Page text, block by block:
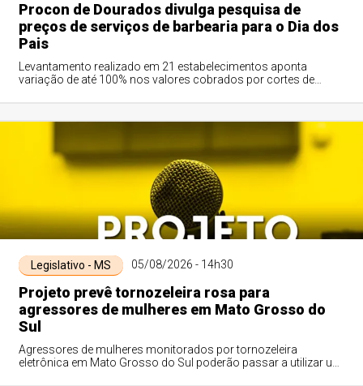
Procon de Dourados divulga pesquisa de
preços de serviços de barbearia para o Dia dos
Pais
Levantamento realizado em 21 estabelecimentos aponta
variação de até 100% nos valores cobrados por cortes de
Legislativo - MS 05/08/2026 - 14h30
Projeto prevê tornozeleira rosa para
agressores de mulheres em Mato Grosso do
Sul
Agressores de mulheres monitorados por tornozeleira
eletrônica em Mato Grosso do Sul poderão passar a utilizar um